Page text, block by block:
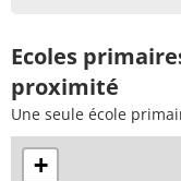
Ecoles
proximité
Une seule école
+